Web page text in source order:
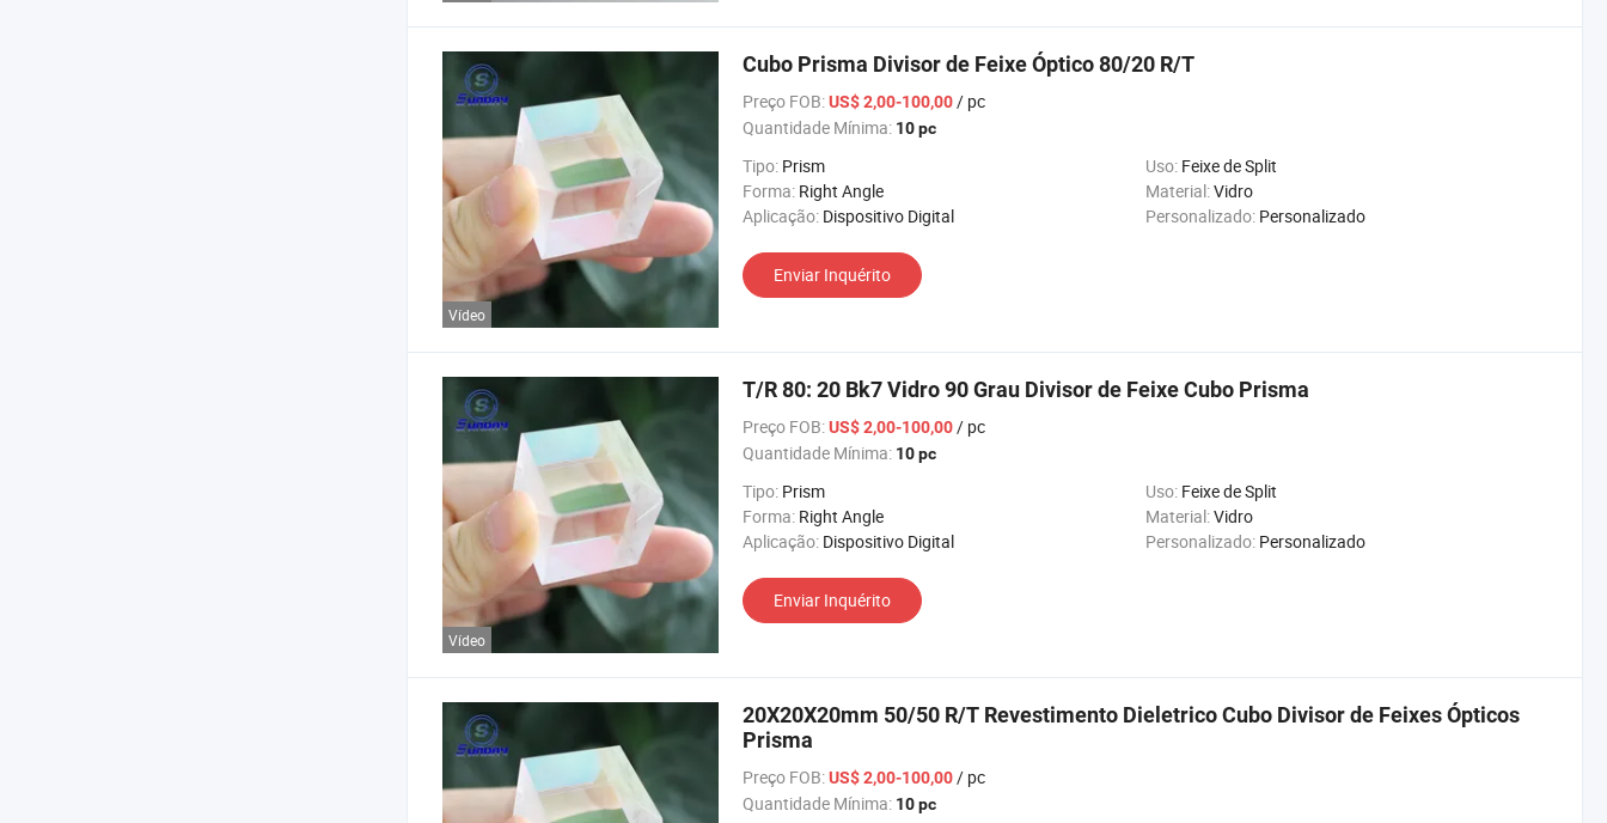
Vídeo
Cubo Prisma Divisor de Feixe Óptico 80/20 R/T
Preço FOB:US$ 2,00-100,00/ pc
Quantidade Mínima: 10 pc
Tipo: Prism Uso: Feixe de Split
Forma: Right Angle Material:Vidro
Aplicação: Dispositivo Digital Personalizado: Personalizado
Enviar Inquérito
Vídeo
T/R 80: 20 Bk7 Vidro 90 Grau Divisor de Feixe Cubo Prisma
Preço FOB:US$ 2,00-100,00/ pc
Quantidade Mínima: 10 pc
Tipo: Prism Uso: Feixe de Split
Forma: Right Angle Material:Vidro
Aplicação: Dispositivo Digital Personalizado: Personalizado
Enviar Inquérito
20X20X20mm 50/50 R/T Revestimento Dieletrico Cubo Divisor de Feixes Ópticos
Prisma
Preço FOB:US$ 2,00-100,00/ pc
Quantidade Mínima: 10 pc